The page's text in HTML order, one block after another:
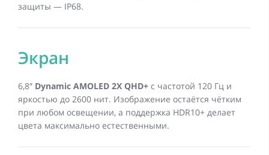
защиты — IP68.
Экран
6,8″ Dynamic AMOLED 2X QHD+ с частотой 120 Гц и
яркостью до 2600 нит. Изображение остаётся чётким
при любом освещении, а поддержка HDR10+ делает
цвета максимально естественными.